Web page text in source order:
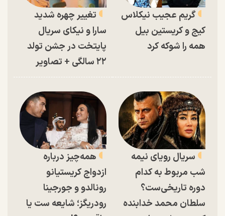
گریم عجیب نیکلاس
کیج و کریستین بیل
همه را شوکه کرد
تغییر چهره شدید
سارا و نیکای سریال
پایتخت در جشن تولد
۲۲ سالگی + تصاویر
سریال رویای نیمه
شب مربوط به کدام
دوره تاریخی‌ست؟
سلطان محمد خدابنده
همه‌چیز درباره
ازدواج کریستیانو
رونالدو و جورجینا
رودریگز؛ شایعه ست یا